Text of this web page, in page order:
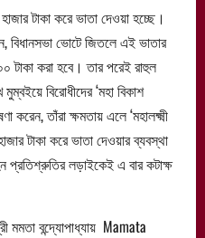
টাকা করে ভাতা দেওয়া হচ্ছে।
বিধানসভা ভোটে জিতলে এই ভাতার
টাকা করা হবে। তার পরেই রাহুল
বিরোধীদের ‘মহা বিকাশ
করেন, তাঁরা ক্ষমতায় এলে ‘মহালক্ষ্মী
টাকা করে ভাতা দেওয়ার ব্যবস্থা
লড়াইকেই এ বার কটাক্ষ
মমতা বন্দ্যোপাধ্যায় Mamata